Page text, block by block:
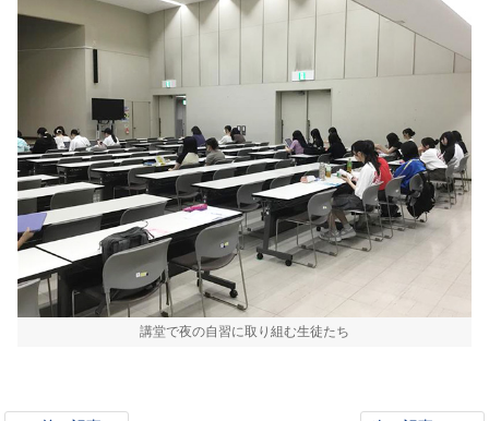
講堂で夜の自習に取り組む生徒たち